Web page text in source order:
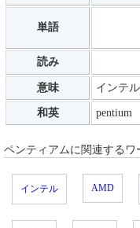
単語
読み
意味 インテ
和英 pentium
ペンティアムに関連するワ
インテル AMD